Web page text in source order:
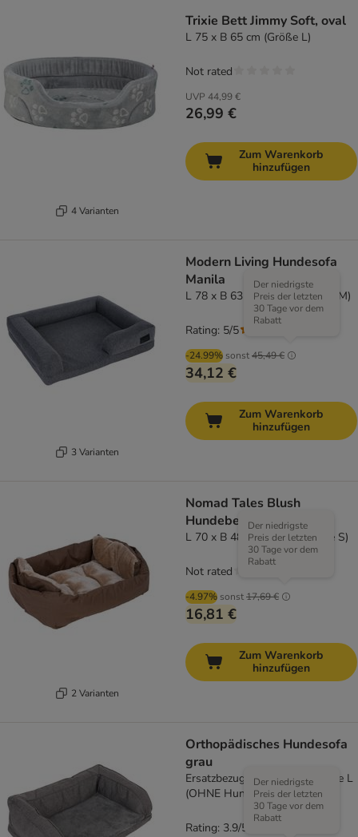
4 Varianten
Trixie Bett Jimmy Soft, oval
L 75 x B 65 cm (Größe L)
UVP 44,99 €
26,99 €
Not rated
Zum Warenkorb
hinzufügen
3 Varianten
Modern Living Hundesofa
Manila
L 78 x B 63 x H 15 cm (Größe M)
-24.99% sonst45,49 €
Der niedrigste
Preis der letzten
30 Tage vor dem
Rabatt
34,12 €
Rating: 5/5
Zum Warenkorb
hinzufügen
2 Varianten
Nomad Tales Blush
Hundebett Boot 2-in-1
L 70 x B 48 x H 23 cm (Größe S)
-4.97% sonst17,69 €
Der niedrigste
Preis der letzten
30 Tage vor dem
Rabatt
16,81 €
Not rated
Zum Warenkorb
hinzufügen
Orthopädisches Hundesofa
grau
Ersatzbezug, dunkelgrau, Größe L
(OHNE Hundesofa)
Der niedrigste
Preis der letzten
30 Tage vor dem
Rabatt
Rating: 3.9/5